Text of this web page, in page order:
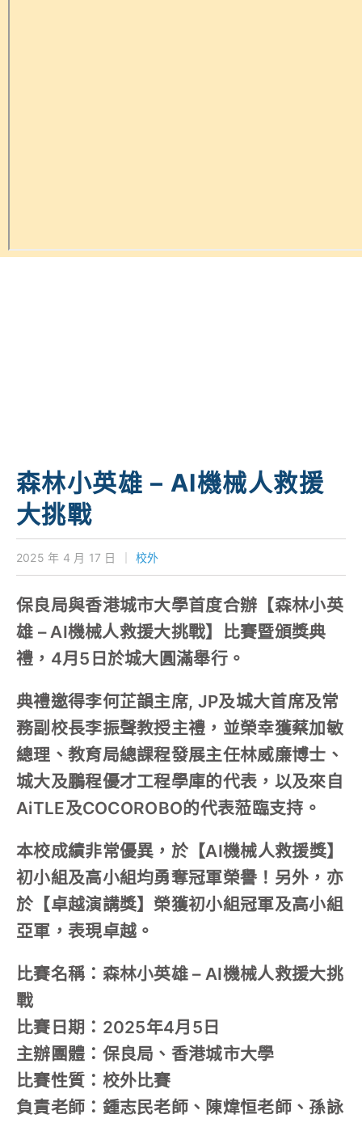
森林小英雄 – AI機械人救援
大挑戰
2025 年 4 月 17 日 校外
保良局與香港城市大學首度合辦【森林小英
雄 – AI機械人救援大挑戰】比賽暨頒獎典
禮，4月5日於城大圓滿舉行。
典禮邀得李何芷韻主席, JP及城大首席及常
務副校長李振聲教授主禮，並榮幸獲蔡加敏
總理、教育局總課程發展主任林威廉博士、
城大及鵬程優才工程學庫的代表，以及來自
AiTLE及COCOROBO的代表蒞臨支持。
本校成績非常優異，於【AI機械人救援獎】
初小組及高小組均勇奪冠軍榮譽！另外，亦
於【卓越演講獎】榮獲初小組冠軍及高小組
亞軍，表現卓越。
比賽名稱：森林小英雄 – AI機械人救援大挑
戰
比賽日期：2025年4月5日
主辦團體：保良局、香港城市大學
比賽性質：校外比賽
負責老師：鍾志民老師、陳煒恒老師、孫詠